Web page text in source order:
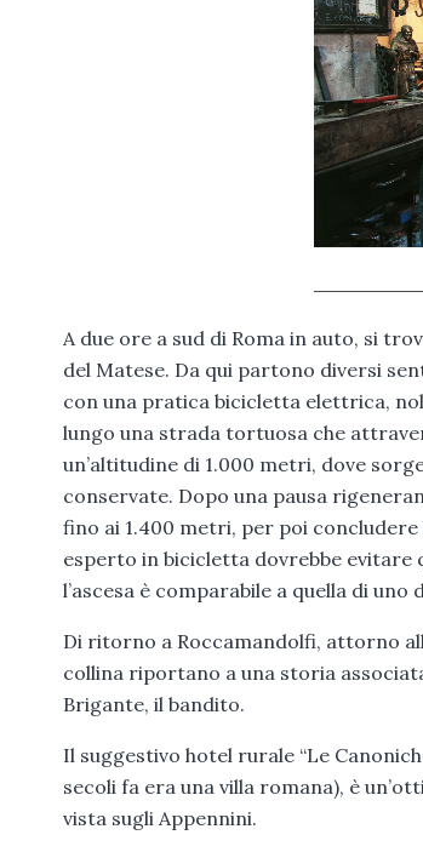
A due ore a sud di Roma in auto, si
del Matese. Da qui partono diversi
con una pratica bicicletta elettrica,
lungo una strada tortuosa che
un’altitudine di 1.000 metri, dove
conservate. Dopo una pausa
fino ai 1.400 metri, per poi
esperto in bicicletta dovrebbe evitare
l’ascesa è comparabile a quella di
Di ritorno a Roccamandolfi, attorno
collina riportano a una storia
Brigante, il bandito.
Il suggestivo hotel rurale “Le
secoli fa era una villa romana), è
vista sugli Appennini.